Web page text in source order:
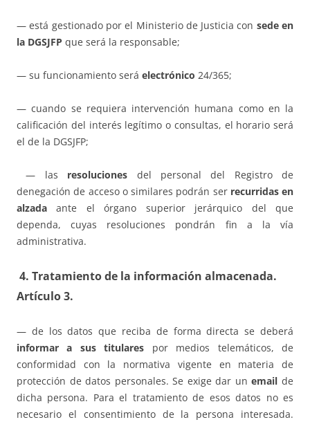
— está gestionado por el Ministerio de Justicia con sede en
la DGSJFP que será la responsable;
— su funcionamiento será electrónico 24/365;
— cuando se requiera intervención humana como en la
calificación del interés legítimo o consultas, el horario será
el de la DGSJFP;
— las resoluciones del personal del Registro de
denegación de acceso o similares podrán ser recurridas en
alzada ante el órgano superior jerárquico del que
dependa, cuyas resoluciones pondrán fin a la vía
administrativa.
4. Tratamiento de la información almacenada.
Artículo 3.
— de los datos que reciba de forma directa se deberá
informar a sus titulares por medios telemáticos, de
conformidad con la normativa vigente en materia de
protección de datos personales. Se exige dar unemail de
dicha persona. Para el tratamiento de esos datos no es
necesario el consentimiento de la persona interesada.